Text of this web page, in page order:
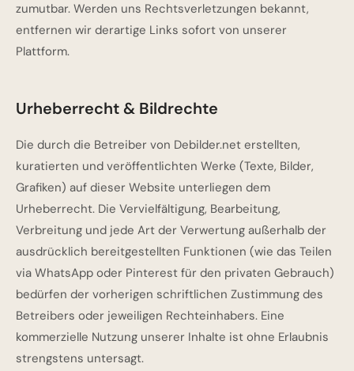
zumutbar. Werden uns Rechtsverletzungen bekannt,
entfernen wir derartige Links sofort von unserer
Plattform.
Urheberrecht & Bildrechte
Die durch die Betreiber von Debilder.net erstellten,
kuratierten und veröffentlichten Werke (Texte, Bilder,
Grafiken) auf dieser Website unterliegen dem
Urheberrecht. Die Vervielfältigung, Bearbeitung,
Verbreitung und jede Art der Verwertung außerhalb der
ausdrücklich bereitgestellten Funktionen (wie das Teilen
via WhatsApp oder Pinterest für den privaten Gebrauch)
bedürfen der vorherigen schriftlichen Zustimmung des
Betreibers oder jeweiligen Rechteinhabers. Eine
kommerzielle Nutzung unserer Inhalte ist ohne Erlaubnis
strengstens untersagt.